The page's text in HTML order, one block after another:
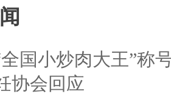
国小炒肉大王”称
协会回应